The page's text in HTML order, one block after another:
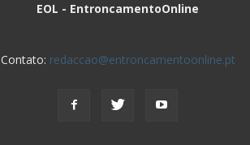
EOL - EntroncamentoOnline
Contato: redaccao@entroncamentoonline.pt